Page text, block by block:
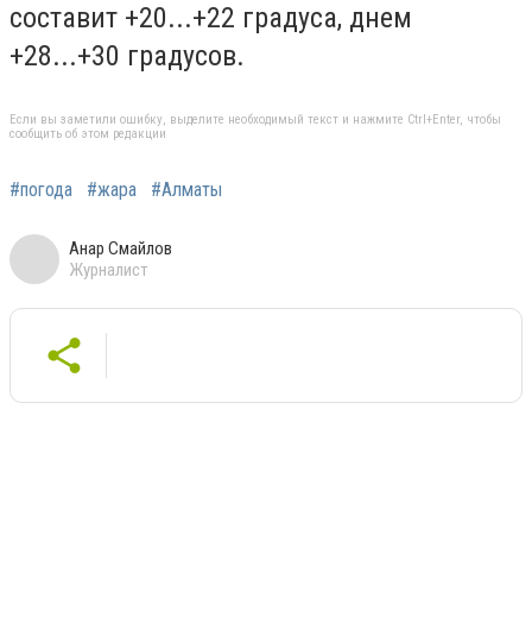
составит +20...+22 градуса, днем
+28...+30 градусов.
Если вы заметили ошибку, выделите необходимый текст и нажмите Ctrl+Enter, чтобы
сообщить об этом редакции
#погода #жара #Алматы
Анар Смайлов
Журналист